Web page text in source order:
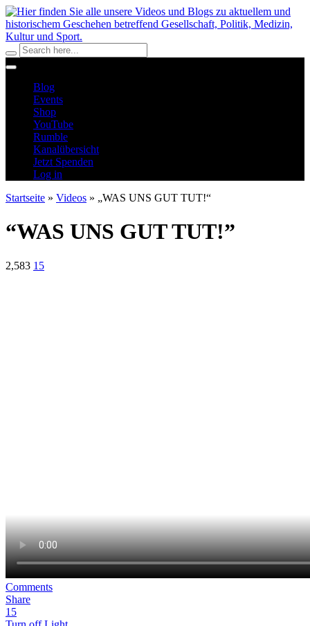
Blog
Events
Shop
YouTube
Rumble
Kanalübersicht
Jetzt Spenden
Log in
Startseite » Videos » „WAS UNS GUT TUT!“
“WAS UNS GUT TUT!”
2,583 15
Comments
Share
15